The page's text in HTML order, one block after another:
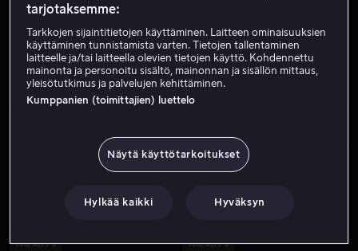
Alk. 3,99 € Alk. 3,99 €
tarjotaksemme:
Tarkkojen sijaintitietojen käyttäminen. Laitteen ominaisuuksien
käyttäminen tunnistamista varten. Tietojen tallentaminen
laitteelle ja/tai laitteella olevien tietojen käyttö. Kohdennettu
mainonta ja personoitu sisältö, mainonnan ja sisällön mittaus,
yleisötutkimus ja palvelujen kehittäminen.
Kumppanien (toimittajien) luettelo
Näytä käyttötarkoitukset
Hylkää kaikki Hyväksyn